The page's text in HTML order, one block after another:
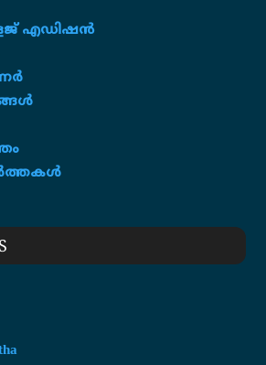
എഡിഷൻ